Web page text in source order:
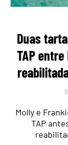
Duas
TAP
Molly e
TAP